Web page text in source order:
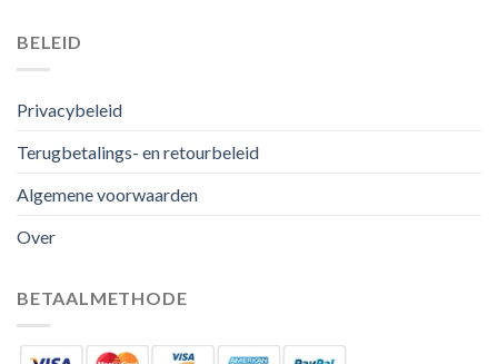
BELEID
Privacybeleid
Terugbetalings- en retourbeleid
Algemene voorwaarden
Over
BETAALMETHODE